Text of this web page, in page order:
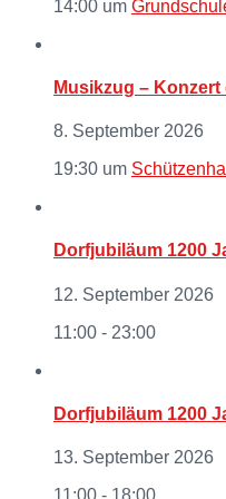
14:00 um
Musikzug –
8. September 2026
19:30 um
Dorfjubiläum 1200
12. September 2026
11:00 - 23:00
Dorfjubiläum 1200
13. September 2026